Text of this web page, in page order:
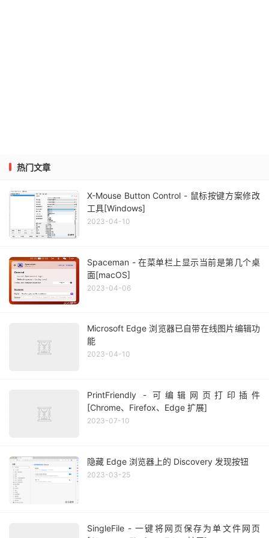
热门文章
X-Mouse Button Control - 鼠标按键方案修改
工具[Windows]
2023-04-10
Spaceman - 在菜单栏上显示当前是第几个桌
面[macOS]
2023-04-06
Microsoft Edge 浏览器已自带在线图片编辑功
能
2023-04-10
PrintFriendly - 可编辑网页打印插件
[Chrome、Firefox、Edge 扩展]
2023-07-10
隐藏 Edge 浏览器上的 Discovery 发现按钮
2023-03-25
SingleFile - 一键将网页保存为单文件网页